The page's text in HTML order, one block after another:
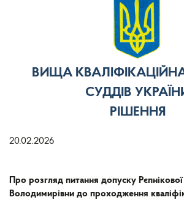
ВИЩА
СУДДІВ
РІШЕННЯ
20.02.2026
Про розгляд питання допуску
Володимирівни до проходження